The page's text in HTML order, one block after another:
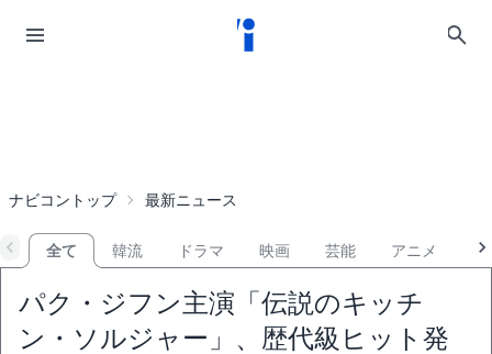
ナビコントップ 最新ニュース
全て 韓流 ドラマ 映画 芸能 アニメ
パク・ジフン主演「伝説のキッチ
ン・ソルジャー」、歴代級ヒット発